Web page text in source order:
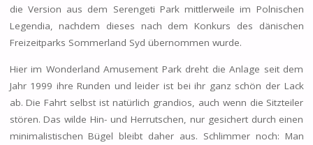
die Version aus dem Serengeti Park mittlerweile im Polnischen
Legendia, nachdem dieses nach dem Konkurs des dänischen
Freizeitparks Sommerland Syd übernommen wurde.
Hier im Wonderland Amusement Park dreht die Anlage seit dem
Jahr 1999 ihre Runden und leider ist bei ihr ganz schön der Lack
ab. Die Fahrt selbst ist natürlich grandios, auch wenn die Sitzteiler
stören. Das wilde Hin- und Herrutschen, nur gesichert durch einen
minimalistischen Bügel bleibt daher aus. Schlimmer noch: Man